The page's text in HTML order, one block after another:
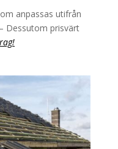
anpassas utifrån
Dessutom prisvärt